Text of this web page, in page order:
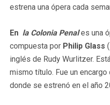
estrena una ópera cada
En la Colonia Penales una
compuesta por Philip Glass
inglés de Rudy Wurlitzer.
mismo título. Fue un
donde se estrenó en el año